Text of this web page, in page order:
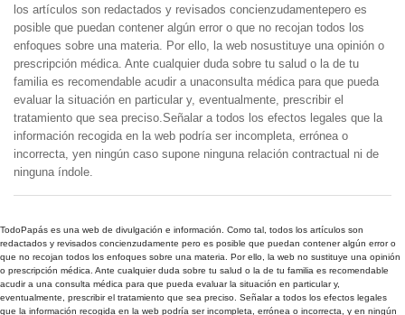
los artículos son redactados y revisados concienzudamentepero es
posible que puedan contener algún error o que no recojan todos los
enfoques sobre una materia. Por ello, la web nosustituye una opinión o
prescripción médica. Ante cualquier duda sobre tu salud o la de tu
familia es recomendable acudir a unaconsulta médica para que pueda
evaluar la situación en particular y, eventualmente, prescribir el
tratamiento que sea preciso.Señalar a todos los efectos legales que la
información recogida en la web podría ser incompleta, errónea o
incorrecta, yen ningún caso supone ninguna relación contractual ni de
ninguna índole.
TodoPapás es una web de divulgación e información. Como tal, todos los artículos son
redactados y revisados concienzudamente pero es posible que puedan contener algún error o
que no recojan todos los enfoques sobre una materia. Por ello, la web no sustituye una opinión
o prescripción médica. Ante cualquier duda sobre tu salud o la de tu familia es recomendable
acudir a una consulta médica para que pueda evaluar la situación en particular y,
eventualmente, prescribir el tratamiento que sea preciso. Señalar a todos los efectos legales
que la información recogida en la web podría ser incompleta, errónea o incorrecta, y en ningún